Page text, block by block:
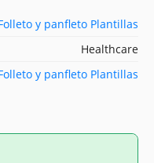
y panfleto Plantillas
Healthcare
y panfleto Plantillas